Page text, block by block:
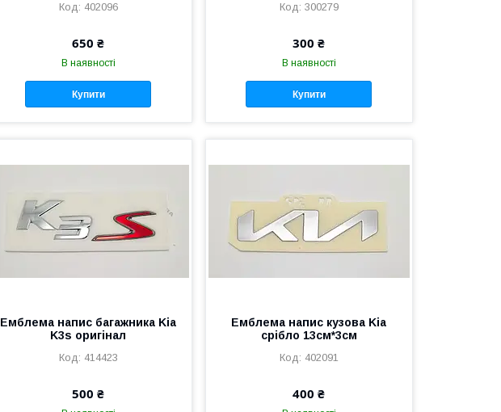
402096
650 ₴
В наявності
Купити
300279
300 ₴
В наявності
Купити
Емблема напис багажника Kia
K3s оригінал
414423
500 ₴
Емблема напис кузова Kia
срібло 13см*3см
402091
400 ₴